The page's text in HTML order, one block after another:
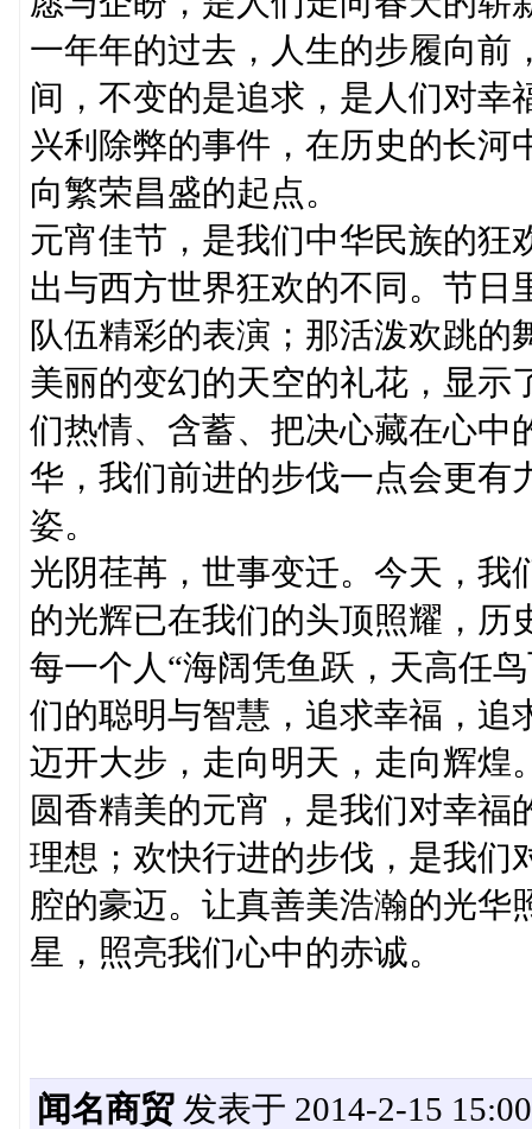
一年年的过去，人生的步履向前
间，不变的是追求，是人们对幸
兴利除弊的事件，在历史的长河
向繁荣昌盛的起点。
元宵佳节，是我们中华民族的狂
出与西方世界狂欢的不同。节日
队伍精彩的表演；那活泼欢跳
美丽的变幻的天空的礼花，显示
们热情、含蓄、把决心藏在心中
华，我们前进的步伐一点会更有
姿。
光阴荏苒，世事变迁。今天，我
的光辉已在我们的头顶照耀，历
每一个人“海阔凭鱼跃，天高任
们的聪明与智慧，追求幸福，追
迈开大步，走向明天，走向辉煌
圆香精美的元宵，是我们对幸
理想；欢快行进的步伐，是我们
腔的豪迈。让真善美浩瀚的光华
星，照亮我们心中的赤诚。
闻名商贸发表于 2014-2-15